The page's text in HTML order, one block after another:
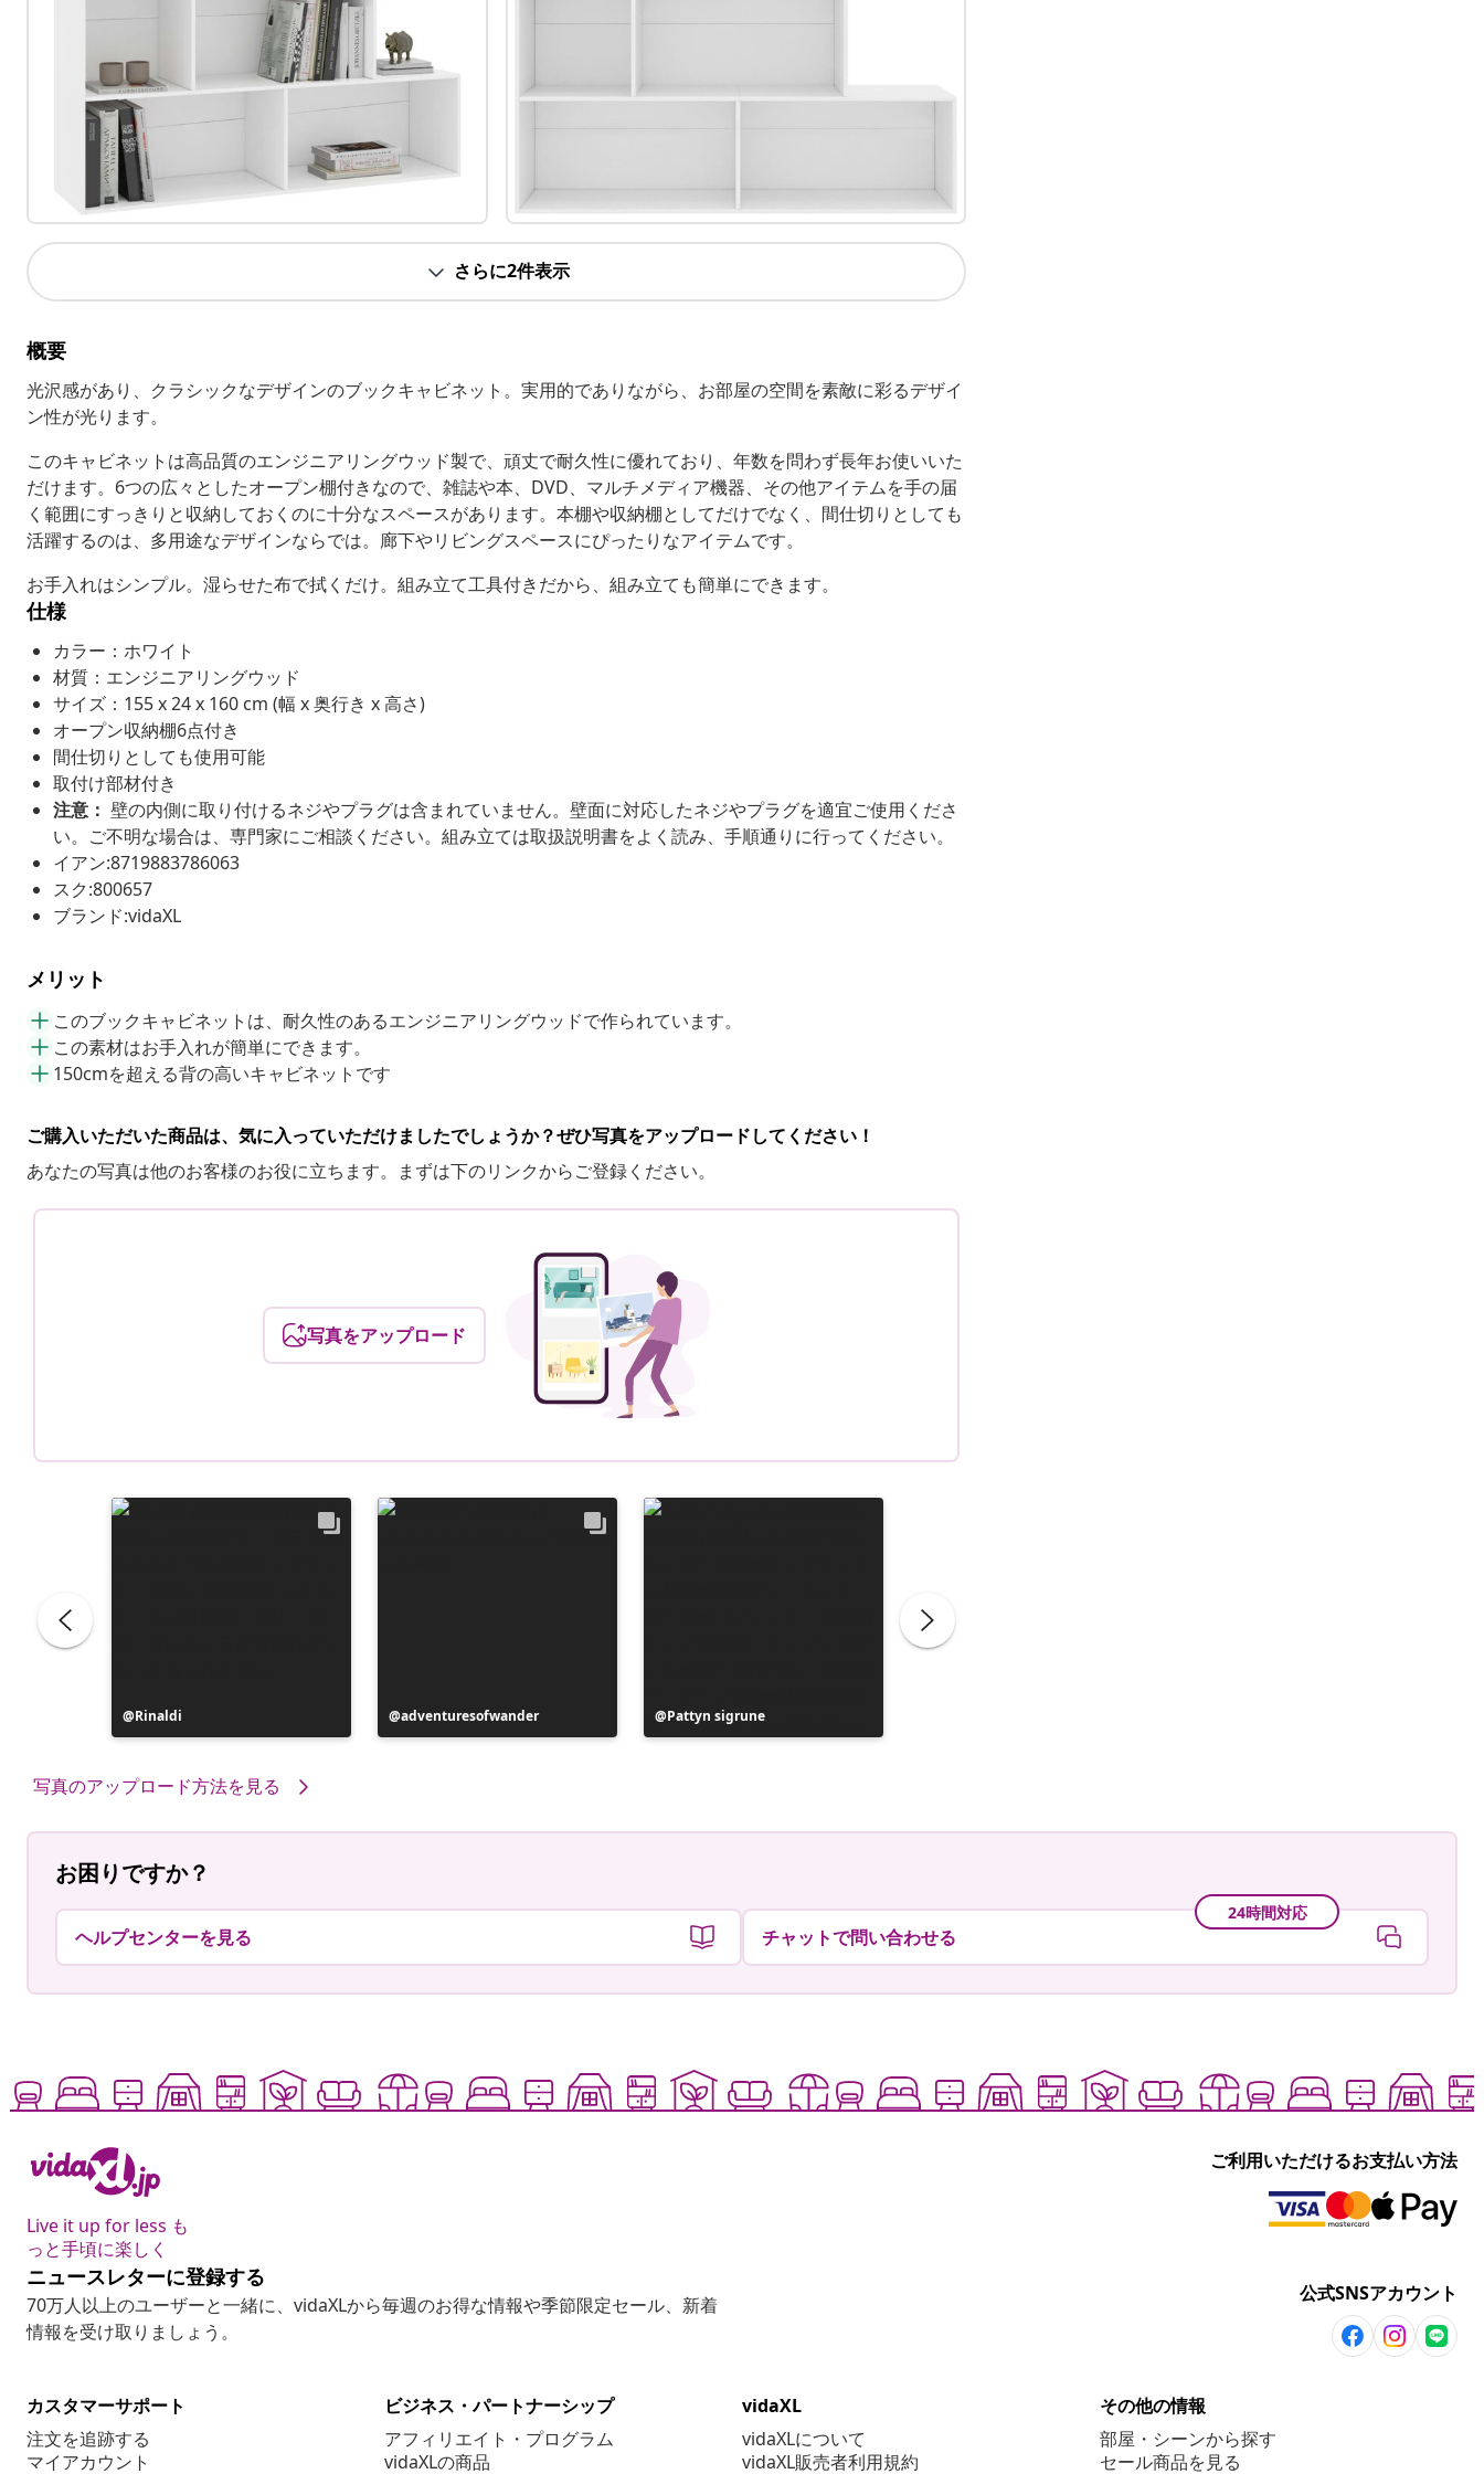
さらに2件表示
概要
光沢感があり、クラシックなデザインのブックキャビネット。実用的でありながら、お部屋の空間を素敵に彩るデザイ
ン性が光ります。
このキャビネットは高品質のエンジニアリングウッド製で、頑丈で耐久性に優れており、年数を問わず長年お使いいた
だけます。6つの広々としたオープン棚付きなので、雑誌や本、DVD、マルチメディア機器、その他アイテムを手の届
く範囲にすっきりと収納しておくのに十分なスペースがあります。本棚や収納棚としてだけでなく、間仕切りとしても
活躍するのは、多用途なデザインならでは。廊下やリビングスペースにぴったりなアイテムです。
お手入れはシンプル。湿らせた布で拭くだけ。組み立て工具付きだから、組み立ても簡単にできます。
仕様
カラー：ホワイト
材質：エンジニアリングウッド
サイズ：155 x 24 x 160 cm (幅 x 奥行き x 高さ)
オープン収納棚6点付き
間仕切りとしても使用可能
取付け部材付き
注意： 壁の内側に取り付けるネジやプラグは含まれていません。壁面に対応したネジやプラグを適宜ご使用くださ
い。ご不明な場合は、専門家にご相談ください。組み立ては取扱説明書をよく読み、手順通りに行ってください。
イアン:8719883786063
スク:800657
ブランド:vidaXL
メリット
このブックキャビネットは、耐久性のあるエンジニアリングウッドで作られています。
この素材はお手入れが簡単にできます。
150cmを超える背の高いキャビネットです
ご購入いただいた商品は、気に入っていただけましたでしょうか？ぜひ写真をアップロードしてください！
あなたの写真は他のお客様のお役に立ちます。まずは下のリンクからご登録ください。
写真をアップロード
投
稿
Rinaldi
投
稿
adventuresofwander
投
稿
Pattyn sigrune
写真のアップロード方法を見る
お困りですか？
ヘルプセンターを見る
24時間対応
チャットで問い合わせる
Live it up for less も
っと手頃に楽しく
ご利用いただけるお支払い方法
ニュースレターに登録する
70万人以上のユーザーと一緒に、vidaXLから毎週のお得な情報や季節限定セール、新着
情報を受け取りましょう。
公式SNSアカウント
カスタマーサポート
注文を追跡する
マイアカウント
ビジネス・パートナーシップ
アフィリエイト・プログラム
vidaXLの商品
vidaXL
vidaXLについて
vidaXL販売者利用規約
その他の情報
部屋・シーンから探す
セール商品を見る